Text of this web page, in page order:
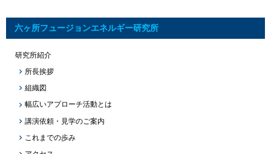
六ヶ所フュージョンエネルギー研究所
研究所紹介
所長挨拶
組織図
幅広いアプローチ活動とは
講演依頼・見学のご案内
これまでの歩み